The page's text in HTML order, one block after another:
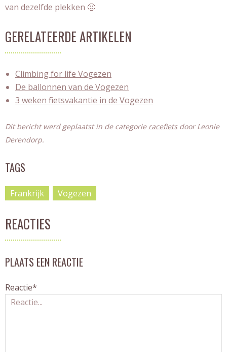
van dezelfde plekken 🙂
GERELATEERDE ARTIKELEN
Climbing for life Vogezen
De ballonnen van de Vogezen
3 weken fietsvakantie in de Vogezen
Dit bericht werd geplaatst in de categorie racefietsdoor Leonie
Derendorp.
TAGS
Frankrijk Vogezen
REACTIES
PLAATS EEN REACTIE
Reactie*